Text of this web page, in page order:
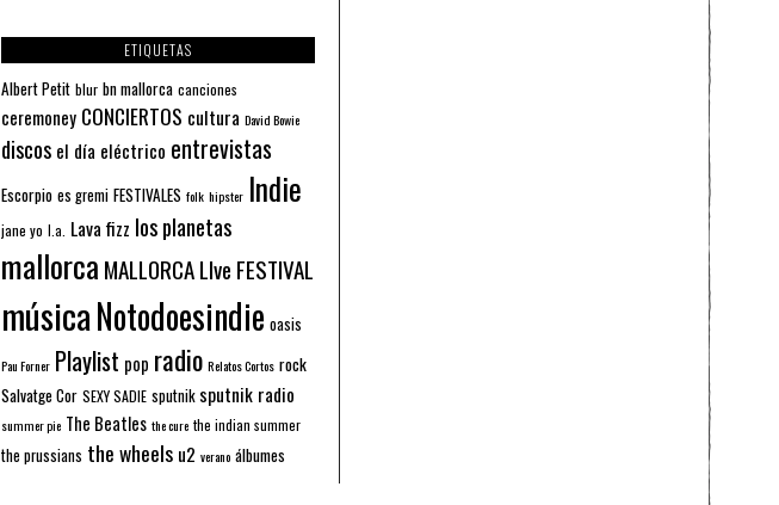
ETIQUETAS
Albert Petit blur bn mallorca canciones
ceremoney CONCIERTOS cultura David Bowie
discos el día eléctrico entrevistas
Escorpio es gremi FESTIVALES folk hipster Indie
jane yo l.a. Lava fizz los planetas
mallorca MALLORCA LIve FESTIVAL
músicaNotodoesindie oasis
Pau Forner Playlist pop radio Relatos Cortos rock
Salvatge Cor SEXY SADIE sputnik sputnik radio
summer pie The Beatles the cure the indian summer
the prussians the wheels u2 verano álbumes